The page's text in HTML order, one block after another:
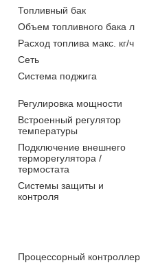
Топливный бак
Объем топливного бака л
Расход топлива макс. кг/ч
Сеть
Система поджига
Регулировка мощности
Встроенный регулятор
температуры
Подключение внешнего
терморегулятора /
термостата
Системы защиты и
контроля
Процессорный контроллер